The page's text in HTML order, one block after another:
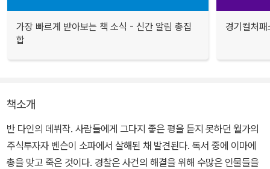
가장 빠르게 받아보는 책 소식 - 신간 알림 총집
합
경기컬처
책소개
반 다인의 데뷔작. 사람들에게 그다지 좋은 평을 듣지 못하던 월가의
주식투자자 벤슨이 소파에서 살해된 채 발견된다. 독서 중에 이마에
총을 맞고 죽은 것이다. 경찰은 사건의 해결을 위해 수많은 인물들을